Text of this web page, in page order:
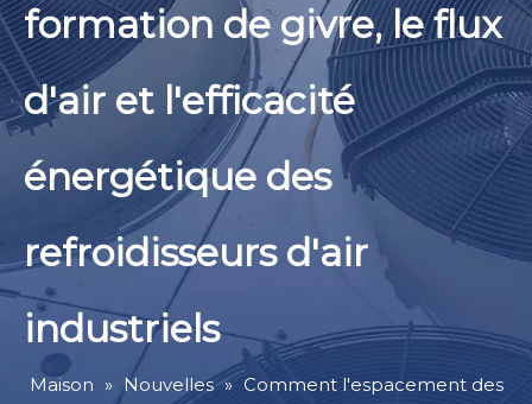
formation de givre, le flux
d'air et l'efficacité
énergétique des
refroidisseurs d'air
industriels
Maison » Nouvelles » Comment l'espacement des